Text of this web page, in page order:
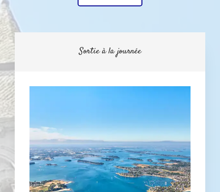
Sortie à la journée